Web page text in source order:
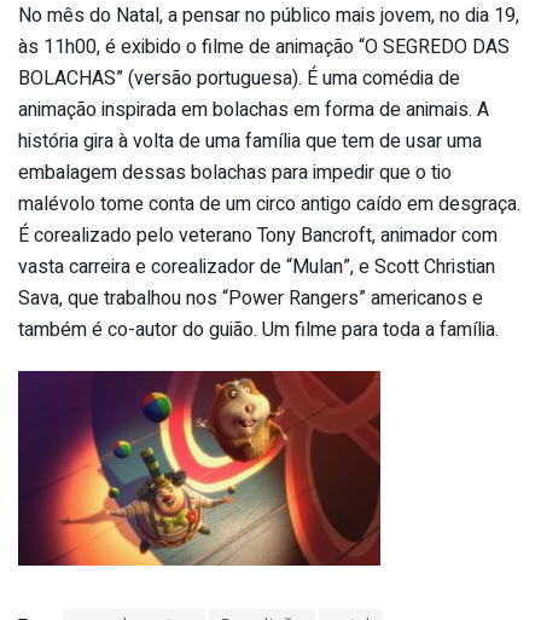
No mês do Natal, a pensar no público mais jovem, no dia 19,
às 11h00, é exibido o filme de animação “O SEGREDO DAS
BOLACHAS” (versão portuguesa). É uma comédia de
animação inspirada em bolachas em forma de animais. A
história gira à volta de uma família que tem de usar uma
embalagem dessas bolachas para impedir que o tio
malévolo tome conta de um circo antigo caído em desgraça.
É corealizado pelo veterano Tony Bancroft, animador com
vasta carreira e corealizador de “Mulan”, e Scott Christian
Sava, que trabalhou nos “Power Rangers” americanos e
também é co-autor do guião. Um filme para toda a família.